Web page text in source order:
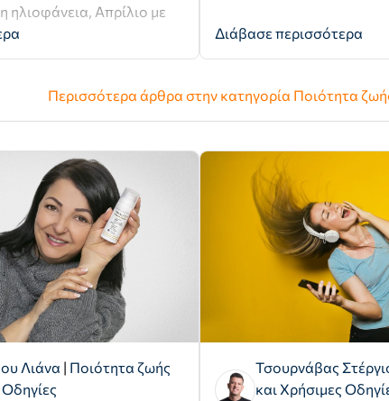
ηλιοφάνεια, Απρίλιο με
Διάβασε περισσότερα
Περισσότερα άρθρα στην κατηγορία Ποιότητα
Λιάνα | Ποιότητα ζωής
Τσουρνάβας
και Χρήσιμες